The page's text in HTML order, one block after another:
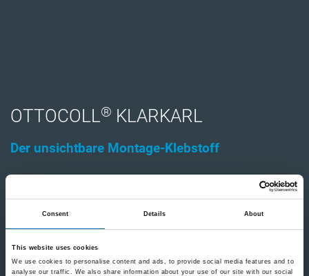
Consent Details About
This website uses cookies
We use cookies to personalise content and ads, to provide social media features and to
analyse our traffic. We also share information about your use of our site with our social
OTTOCOLL® KLARKARL
Der unsichtbare Montage-Klebstoff
Gläser kleben (UV-geschützt)